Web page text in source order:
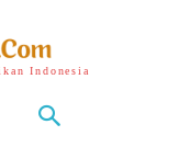
Indonesia